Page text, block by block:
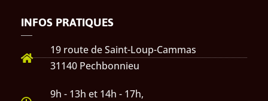
INFOS PRATIQUES
19 route de Saint-Loup-Cammas
31140 Pechbonnieu
9h - 13h et 14h - 17h,